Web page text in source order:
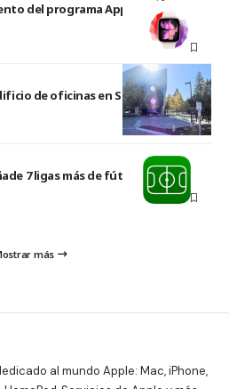
del programa Apple Upgrade
de oficinas en Sunnyvale
7 ligas más de fútbol
más
al mundo Apple: Mac, iPhone,